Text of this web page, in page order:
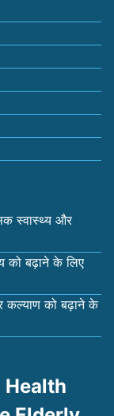
स्वास्थ्य और
को बढ़ाने के लिए
कल्याण को बढ़ाने के